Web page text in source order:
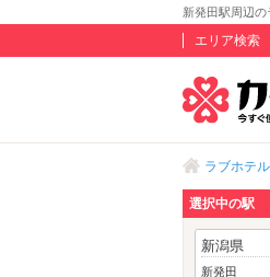
新発田駅周辺
エリア検索
ラブホテ
選択中の駅
新潟県
新発田